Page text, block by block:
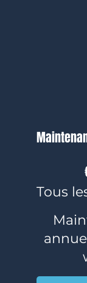
Tous